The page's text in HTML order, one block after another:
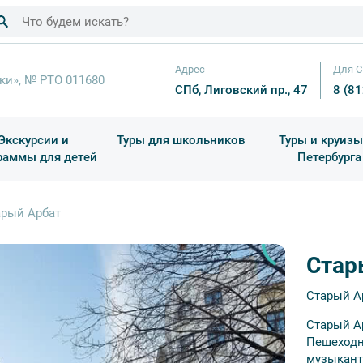
№ РТО 011680
Адрес
СПб, Лиговский пр., 47
Для
8
и
для детей
Туры для школьников
Туры и
Петербурга
Арбат
Старый
Старый